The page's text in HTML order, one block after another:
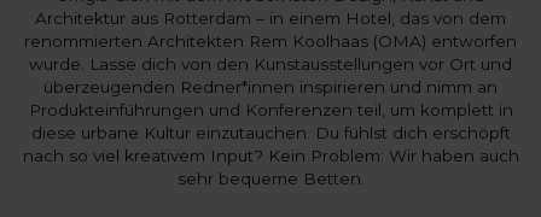
Architektur aus Rotterdam – in einem Hotel, das von dem
renommierten Architekten Rem Koolhaas (OMA) entworfen
wurde. Lasse dich von den Kunstausstellungen vor Ort und
überzeugenden Redner*innen inspirieren und nimm an
Produkteinführungen und Konferenzen teil, um komplett in
diese urbane Kultur einzutauchen. Du fühlst dich erschöpft
nach so viel kreativem Input? Kein Problem: Wir haben auch
sehr bequeme Betten.